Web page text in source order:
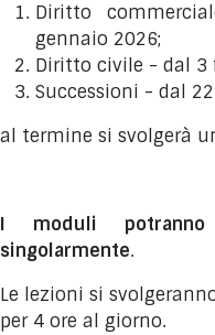
Diritto
gennaio 2026;
Diritto civile - dal 3
Successioni - dal
al termine si svolgerà
I moduli
singolarmente.
Le lezioni si
per 4 ore al giorno.